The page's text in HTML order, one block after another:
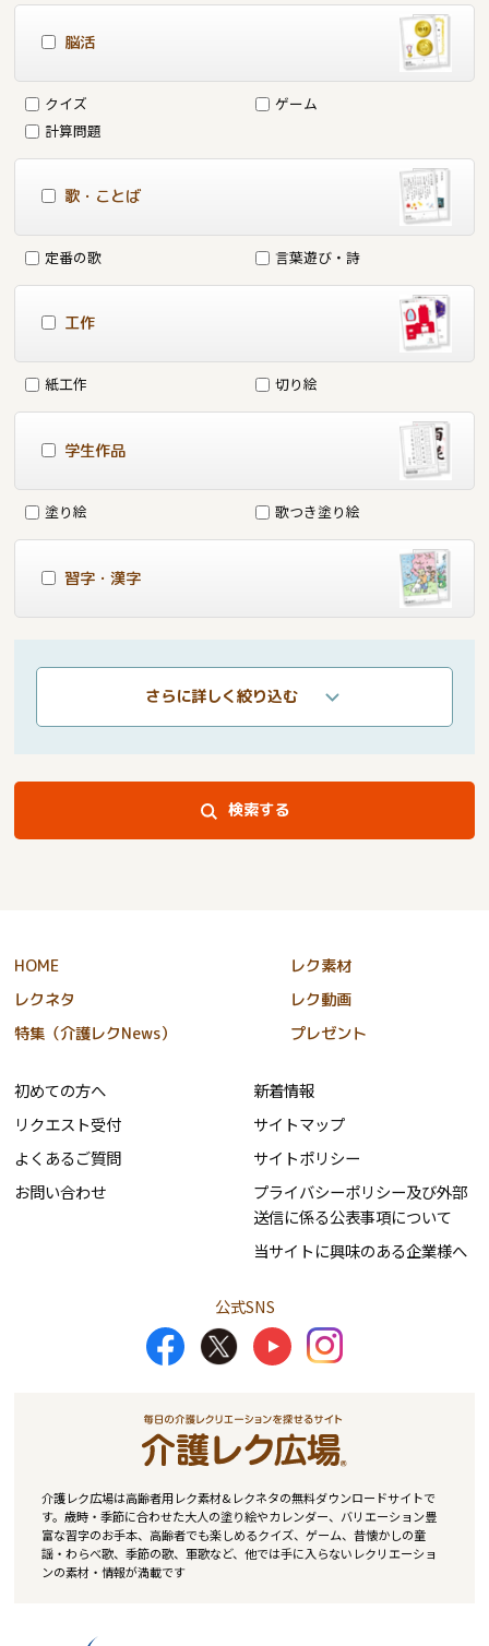
脳活
クイズ
ゲーム
計算問題
歌・ことば
定番の歌 言葉遊び・詩
工作
紙工作 切り絵
学生作品
塗り絵 歌つき塗り絵
習字・漢字
さらに詳しく絞り込む
検索する
HOME
レク素材
レクネタ
レク動画
特集（介護レクNews）
プレゼント
初めての方へ
リクエスト受付
よくあるご質問
お問い合わせ
新着情報
サイトマップ
サイトポリシー
プライバシーポリシー及び外部
送信に係る公表事項について
当サイトに興味のある企業様へ
公式SNS
介護レク広場は高齢者用レク素材&レクネタの無料ダウンロードサイトで
す。歳時・季節に合わせた大人の塗り絵やカレンダー、バリエーション豊
富な習字のお手本、高齢者でも楽しめるクイズ、ゲーム、昔懐かしの童
謡・わらべ歌、季節の歌、軍歌など、他では手に入らないレクリエーショ
ンの素材・情報が満載です